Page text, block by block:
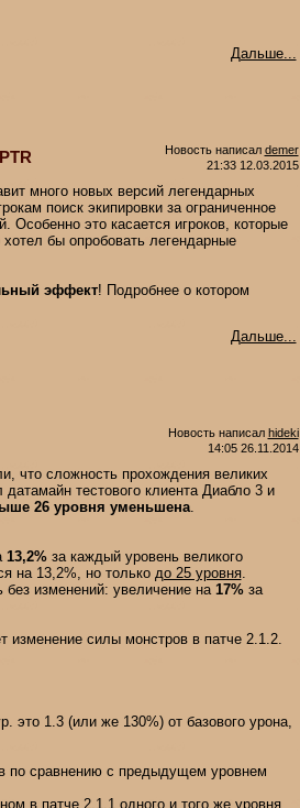
Дальше...
Новость написал demer
21:33 12.03.2015
много новых версий легендарных
поиск экипировки за ограниченное
Особенно это касается игроков, которые
бы опробовать легендарные
эффект! Подробнее о котором
Дальше...
Новость написал hideki
14:05 26.11.2014
что сложность прохождения великих
тестового клиента Диабло 3 и
26 уровня уменьшена.
13,2%за каждый уровень великого
на 13,2%, но только до 25 уровня.
изменений: увеличение на 17%за
изменение силы монстров в патче 2.1.2.
это 1.3 (или же 130%) от базового урона,
по сравнению с предыдущем уровнем
в патче 2.1.1 одного и того же уровня